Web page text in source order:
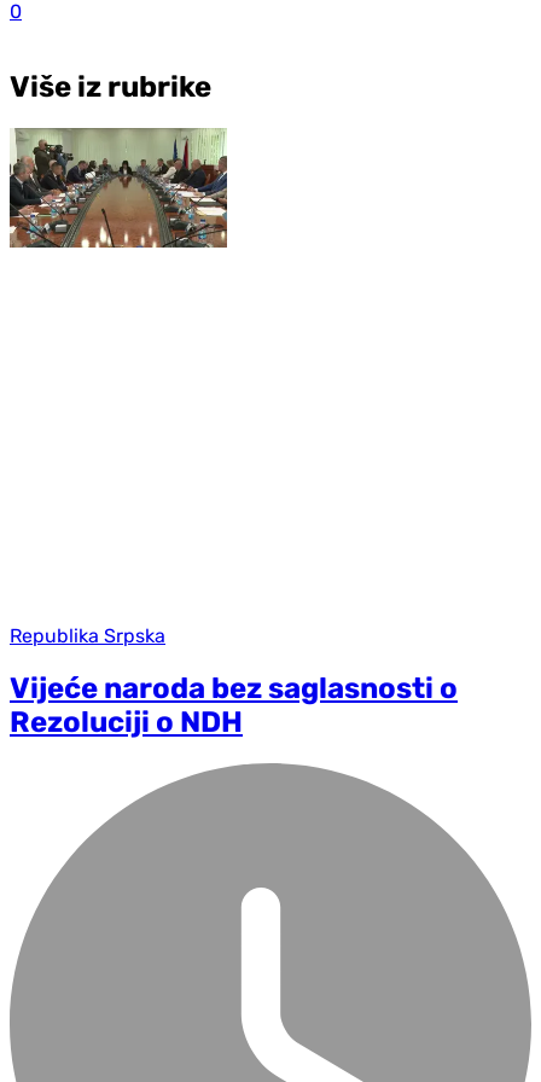
0
Više iz rubrike
Republika Srpska
Vijeće naroda bez saglasnosti o
Rezoluciji o NDH